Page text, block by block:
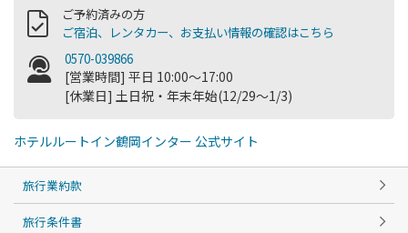
ご予約済みの方
ご宿泊、レンタカー、お支払い情報の確認はこちら
0570-039866
[営業時間] 平日 10:00～17:00
[休業日] 土日祝・年末年始(12/29～1/3)
ホテルルートイン鶴岡インター 公式サイト
旅行業約款
旅行条件書